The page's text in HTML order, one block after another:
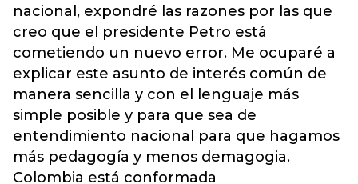
nacional, expondré las razones por las que
creo que el presidente Petro está
cometiendo un nuevo error. Me ocuparé a
explicar este asunto de interés común de
manera sencilla y con el lenguaje más
simple posible y para que sea de
entendimiento nacional para que hagamos
más pedagogía y menos demagogia.
Colombia está conformada